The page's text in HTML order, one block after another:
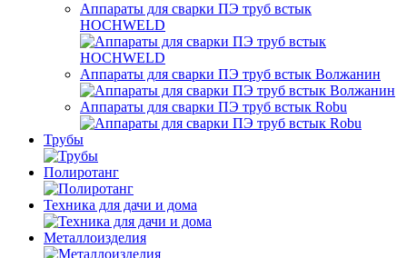
Аппараты для сварки ПЭ труб встык
HOCHWELD
Аппараты для сварки ПЭ труб встык Волжанин
Аппараты для сварки ПЭ труб встык Robu
Трубы
Полиротанг
Техника для дачи и дома
Металлоизделия